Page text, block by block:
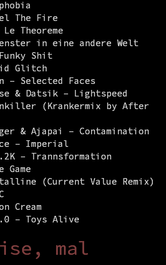
The Fire
Theoreme
in eine andere Welt
Shit
Glitch
Selected Faces
& Datsik – Lightspeed
(Krankermix by After
& Ajapai – Contamination
– Imperial
– Trannsformation
(Current Value Remix)
Cream
– Toys Alive
mal